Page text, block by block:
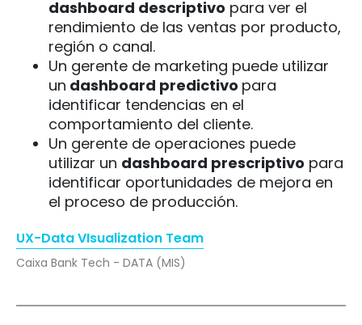
dashboard descriptivo para ver el
rendimiento de las ventas por producto,
región o canal.
Un gerente de marketing puede utilizar
un dashboard predictivo para
identificar tendencias en el
comportamiento del cliente.
Un gerente de operaciones puede
utilizar un dashboard prescriptivo para
identificar oportunidades de mejora en
el proceso de producción.
UX-Data VIsualization Team
Caixa Bank Tech - DATA (MIS)